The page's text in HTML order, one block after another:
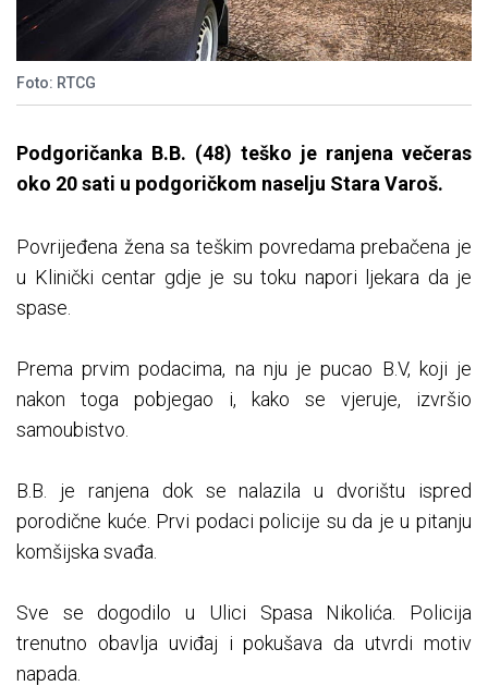
Foto: RTCG
Podgoričanka B.B. (48) teško je ranjena večeras
oko 20 sati u podgoričkom naselju Stara Varoš.
Povrijeđena žena sa teškim povredama prebačena je
u Klinički centar gdje je su toku napori ljekara da je
spase.
Prema prvim podacima, na nju je pucao B.V, koji je
nakon toga pobjegao i, kako se vjeruje, izvršio
samoubistvo.
B.B. je ranjena dok se nalazila u dvorištu ispred
porodične kuće. Prvi podaci policije su da je u pitanju
komšijska svađa.
Sve se dogodilo u Ulici Spasa Nikolića. Policija
trenutno obavlja uviđaj i pokušava da utvrdi motiv
napada.